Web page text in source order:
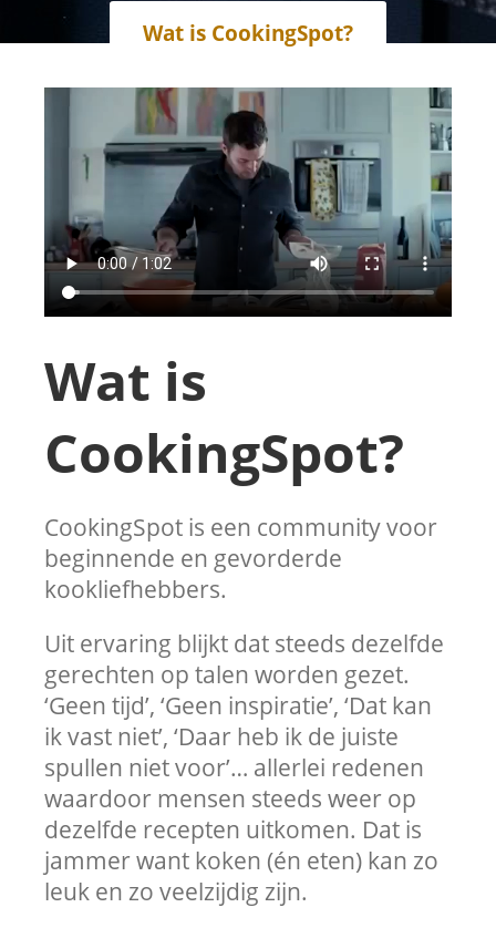
Wat is CookingSpot?
Wat is
CookingSpot?
CookingSpot is een community voor
beginnende en gevorderde
kookliefhebbers.
Uit ervaring blijkt dat steeds dezelfde
gerechten op talen worden gezet.
‘Geen tijd’, ‘Geen inspiratie’, ‘Dat kan
ik vast niet’, ‘Daar heb ik de juiste
spullen niet voor’… allerlei redenen
waardoor mensen steeds weer op
dezelfde recepten uitkomen. Dat is
jammer want koken (én eten) kan zo
leuk en zo veelzijdig zijn.